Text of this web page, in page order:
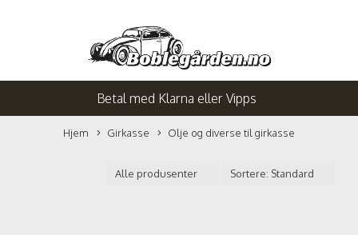
Betal med Klarna eller Vipps
Hjem Girkasse Olje og diverse til girkasse